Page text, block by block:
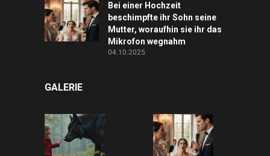
Bei einer Hochzeit
beschimpfte ihr Sohn seine
Mutter, woraufhin sie ihr das
Mikrofon wegnahm
04.10.2025
GALERIE